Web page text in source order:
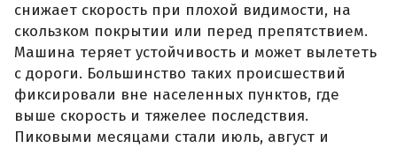
снижает скорость при плохой видимости, на
скользком покрытии или перед препятствием.
Машина теряет устойчивость и может вылететь
с дороги. Большинство таких происшествий
фиксировали вне населенных пунктов, где
выше скорость и тяжелее последствия.
Пиковыми месяцами стали июль, август и